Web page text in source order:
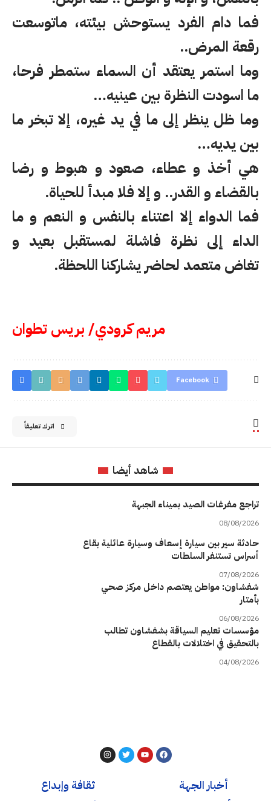
فما دام الفرد يستوحش بيئته، ماتوسعت
رقعة المرض..
وما استمر يعتقد أن السماء ستمطر فرحا،
ما اسودت النظرة بين عينيه…
وما ظل ينظر إلى ما في يد غيره، إلا تبخر ما
بين يديه…
هي أخذ و عطاء، صعود و هبوط و رضا
بالقضاء و القدر.. و إلا فلا مبدأ للحياة.
فما الدواء إلا اعتناء بالنفس و النعم و ما
الداء إلى نظرة فاشلة لمستقبل بعيد و
تغاض متعمد لحاضر يشاركنا اللحظة.
مريم كرودي/ بريس تطوان
Facebook
اترك تعليقاً
شاهد أيضا
تراجع مفرغات الصيد بميناء الجبهة
08/08/2026
حادثة سير بين سيارة إسعاف وسيارة عائلية بقاع
أسراس تستنفر السلطات
07/08/2026
شفشاون: مواطن يعتصم داخل مركز صحي
بأمتار
06/08/2026
مؤسسات تعليم السياقة بشفشاون تطالب
بالتحقيق في اختلالات بالقطاع
04/08/2026
أخبار الجهة
ثقافة وإبداع